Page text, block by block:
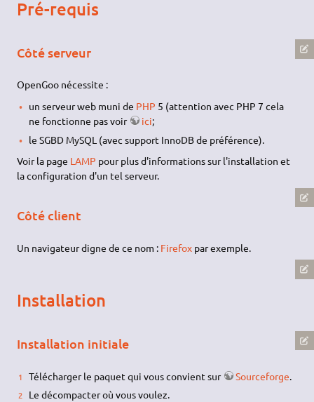
Pré-requis
Côté serveur
OpenGoo nécessite :
un serveur web muni de PHP 5 (attention avec PHP 7 cela
ne fonctionne pas voir
ici;
le SGBD MySQL (avec support InnoDB de préférence).
Voir la page LAMP pour plus d'informations sur l'installation et
la configuration d'un tel serveur.
Côté client
Un navigateur digne de ce nom : Firefox par exemple.
Installation
Installation initiale
Télécharger le paquet qui vous convient sur Sourceforge.
Le décompacter où vous voulez.